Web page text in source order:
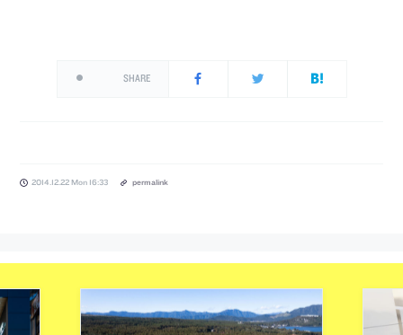
SHARE
2014.12.22 Mon 16:33 permalink